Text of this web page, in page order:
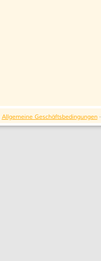
Allgemeine Geschäftsbedingungen·